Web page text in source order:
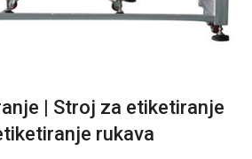
| Stroj za etiketiranje
rukava